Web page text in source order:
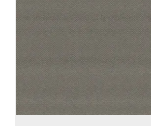
auf
der
Produktseite
gewählt
werden